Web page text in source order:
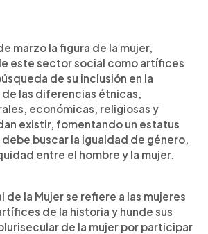
artículo
marzo la figura de la mujer,
este sector social como artífices
de su inclusión en la
las diferencias étnicas,
económicas, religiosas y
existir, fomentando un estatus
buscar la igualdad de género,
entre el hombre y la mujer.
de la Mujer se refiere a las mujeres
de la historia y hunde sus
de la mujer por participar